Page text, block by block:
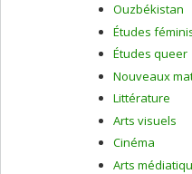
Ouzbékistan
Études
Études queer
Nouveaux
Littérature
Arts visuels
Cinéma
Arts